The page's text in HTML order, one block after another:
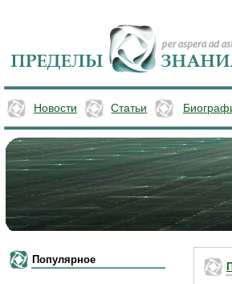
Новости Статьи
Популярное